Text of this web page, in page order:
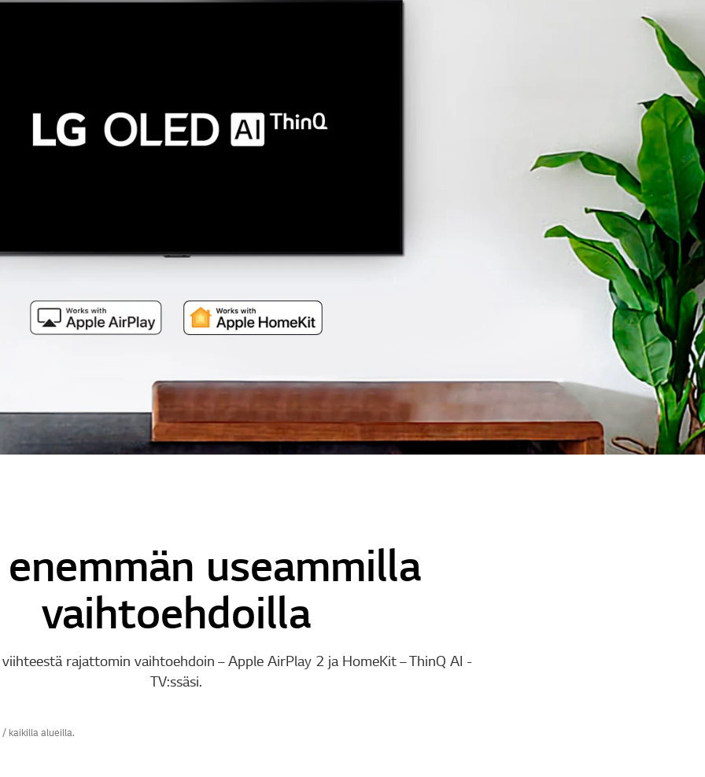
enemmän useammilla
vaihtoehdoilla
rajattomin vaihtoehdoin – Apple AirPlay 2 ja HomeKit – ThinQ AI -
TV:ssäsi.
kaikilla alueilla.